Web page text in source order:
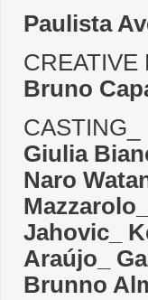
Paulista
CREATIVE
Bruno
CASTING_
Giulia
Naro
Jahovic_
Araújo_
Brunno